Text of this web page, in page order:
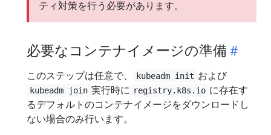
ティ対策を行う必要があります。
必要なコンテナイメージの準備
このステップは任意で、 kubeadm init および
kubeadm join 実行時に registry.k8s.io に存在す
るデフォルトのコンテナイメージをダウンロードし
ない場合のみ行います。